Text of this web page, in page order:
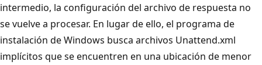
intermedio, la configuración del archivo de respuesta no
se vuelve a procesar. En lugar de ello, el programa de
instalación de Windows busca archivos Unattend.xml
implícitos que se encuentren en una ubicación de menor